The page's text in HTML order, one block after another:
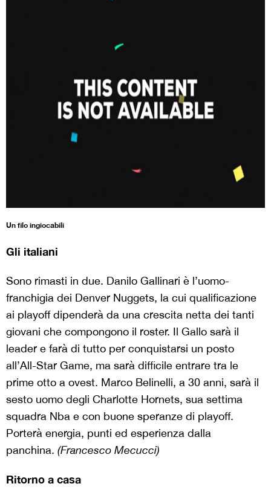
Un filo ingiocabili
Gli italiani
Sono rimasti in due. Danilo Gallinari è l’uomo-
franchigia dei Denver Nuggets, la cui qualificazione
ai playoff dipenderà da una crescita netta dei tanti
giovani che compongono il roster. Il Gallo sarà il
leader e farà di tutto per conquistarsi un posto
all’All-Star Game, ma sarà difficile entrare tra le
prime otto a ovest. Marco Belinelli, a 30 anni, sarà il
sesto uomo degli Charlotte Hornets, sua settima
squadra Nba e con buone speranze di playoff.
Porterà energia, punti ed esperienza dalla
panchina. (Francesco Mecucci)
Ritorno a casa